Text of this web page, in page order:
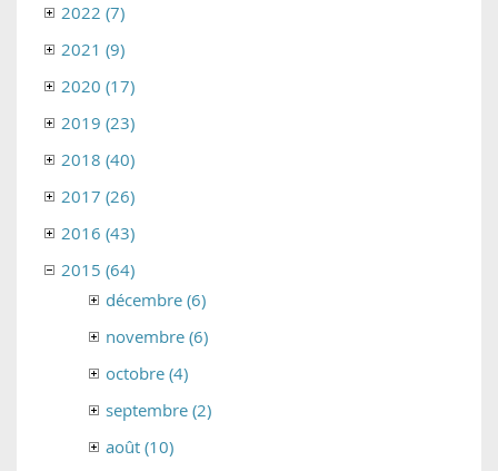
2022 (7)
2021 (9)
2020 (17)
2019 (23)
2018 (40)
2017 (26)
2016 (43)
2015 (64)
décembre (6)
novembre (6)
octobre (4)
septembre (2)
août (10)